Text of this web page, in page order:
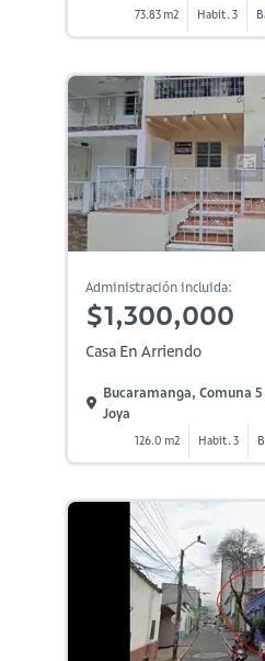
73.83 m2 Habit. 3
Administración incluida:
$1,300,000
Casa En Arriendo
Bucaramanga, Comuna
Joya
126.0 m2 Habit. 3